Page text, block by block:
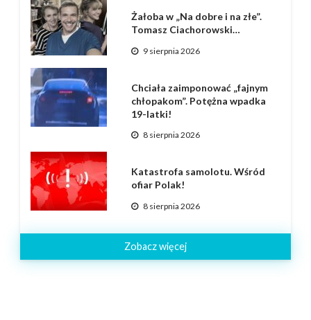
Żałoba w „Na dobre i na złe”.
Tomasz Ciachorowski…
9 sierpnia 2026
Chciała zaimponować „fajnym
chłopakom”. Potężna wpadka
19-latki!
8 sierpnia 2026
Katastrofa samolotu. Wśród
ofiar Polak!
8 sierpnia 2026
Zobacz więcej